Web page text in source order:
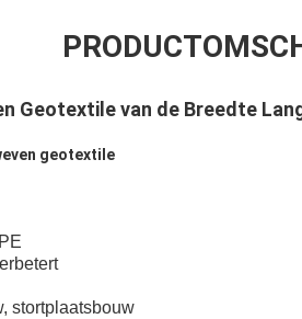
Geotextile van de Breedte
geotextile
stortplaatsbouw